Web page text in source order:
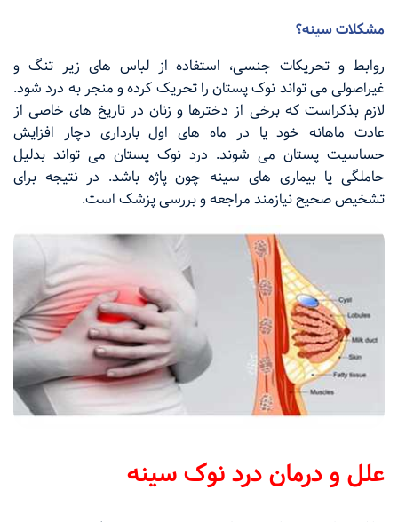
مشکلات سینه؟
روابط و تحریکات جنسی، استفاده از لباس های زیر تنگ و
غیراصولی می تواند نوک پستان را تحریک کرده و منجر به درد شود.
لازم بذکراست که برخی از دخترها و زنان در تاریخ های خاصی از
عادت ماهانه خود یا در ماه های اول بارداری دچار افزایش
حساسیت پستان می شوند. درد نوک پستان می تواند بدلیل
حاملگی یا بیماری های سینه چون پاژه باشد. در نتیجه برای
تشخیص صحیح نیازمند مراجعه و بررسی پزشک است.
علل و درمان درد نوک سینه